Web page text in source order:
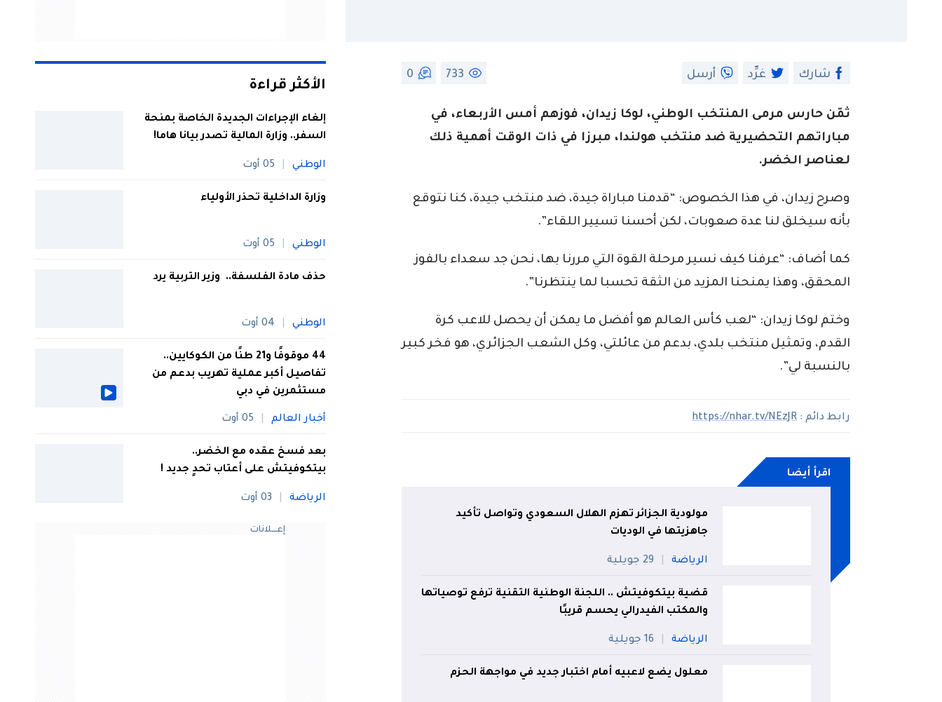
شارك غرِّد أرسل 733
0
ثمّن حارس مرمى المنتخب الوطني، لوكا زيدان، فوزهم أمس الأربعاء، في
مباراتهم التحضيرية ضد منتخب هولندا، مبرزا في ذات الوقت أهمية ذلك
لعناصر الخضر.
وصرح زيدان، في هذا الخصوص: “قدمنا مباراة جيدة، ضد منتخب جيدة، كنا نتوقع
بأنه سيخلق لنا عدة صعوبات، لكن أحسنا تسيير اللقاء”.
كما أضاف: “عرفنا كيف نسير مرحلة القوة التي مررنا بها، نحن جد سعداء بالفوز
المحقق، وهذا يمنحنا المزيد من الثقة تحسبا لما ينتظرنا”.
وختم لوكا زيدان: “لعب كأس العالم هو أفضل ما يمكن أن يحصل للاعب كرة
القدم، وتمثيل منتخب بلدي، بدعم من عائلتي، وكل الشعب الجزائري، هو فخر كبير
بالنسبة لي”.
رابط دائم :https://nhar.tv/NEzJR
اقرأ أيضا
مولودية الجزائر تهزم الهلال السعودي وتواصل تأكيد
جاهزيتها في الوديات
الرياضة 29 جويلية
قضية بيتكوفيتش .. اللجنة الوطنية التقنية ترفع توصياتها
والمكتب الفيدرالي يحسم قريبًا
الرياضة 16 جويلية
معلول يضع لاعبيه أمام اختبار جديد في مواجهة الحزم
الأكثر قراءة
إلغاء الإجراءات الجديدة الخاصة بمنحة
السفر.. وزارة المالية تصدر بيانا هاما!
الوطني 05 أوت
وزارة الداخلية تحذر الأولياء
الوطني 05 أوت
حذف مادة الفلسفة.. وزير التربية يرد
الوطني 04 أوت
44 موقوفًا و21 طنًا من الكوكايين..
تفاصيل أكبر عملية تهريب بدعم من
مستثمرين في دبي
أخبار العالم 05 أوت
بعد فسخ عقده مع الخضر..
بيتكوفيتش على أعتاب تحدٍ جديد !
الرياضة 03 أوت
إعــــلانات